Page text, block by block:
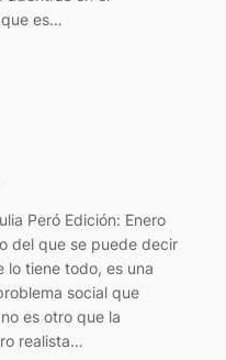
es…
Peró Edición: Enero
del que se puede decir
lo tiene todo, es una
social que
es otro que la
realista…